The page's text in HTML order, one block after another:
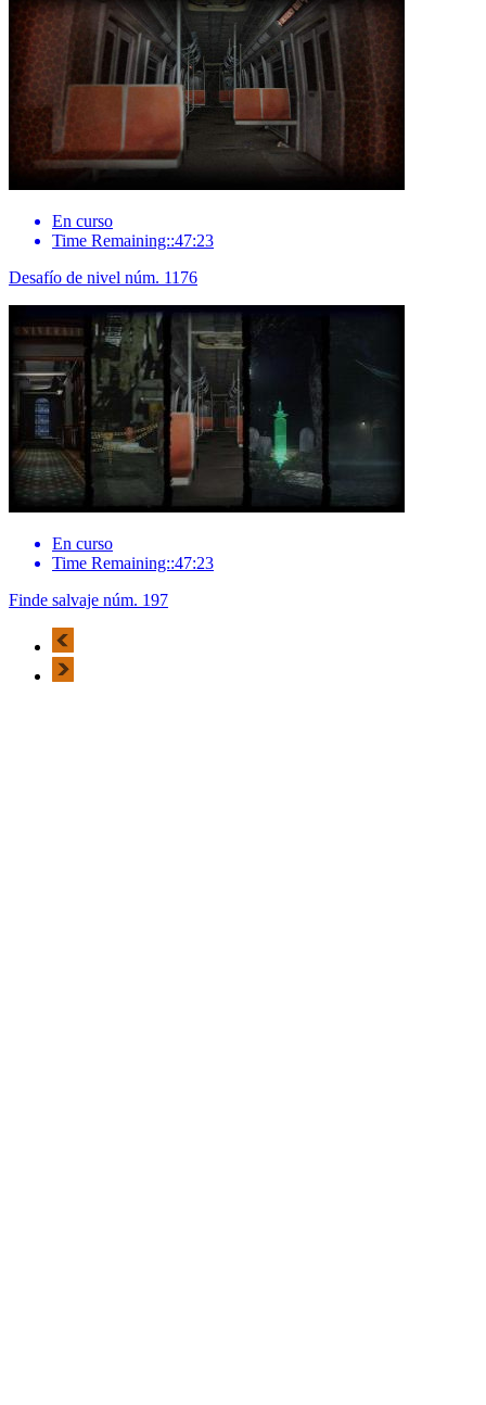
En curso
Time Remaining::47:23
Desafío de nivel núm. 1176
En curso
Time Remaining::47:23
Finde salvaje núm. 197